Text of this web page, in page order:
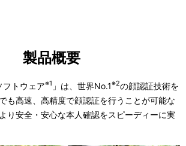
製品概要
フトウェア※1 」は、世界No.1※2の顔認証技術を
も高速、高精度で顔認証を行うことが可能な
り安全・安心な本人確認をスピーディーに実